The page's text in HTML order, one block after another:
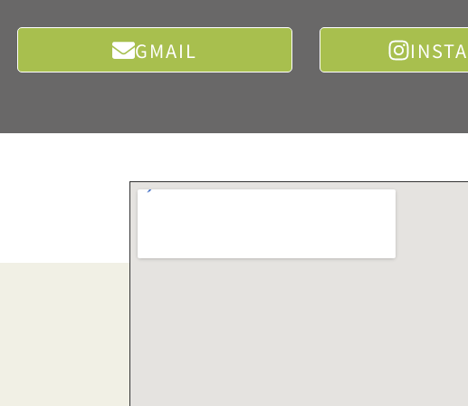
GMAIL